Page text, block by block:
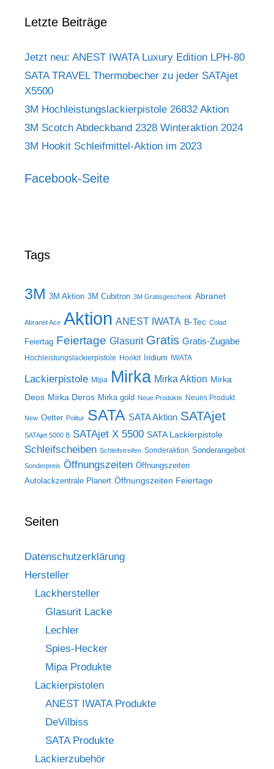
Letzte Beiträge
Jetzt neu: ANEST IWATA Luxury Edition LPH-80
SATA TRAVEL Thermobecher zu jeder SATAjet
X5500
3M Hochleistungslackierpistole 26832 Aktion
3M Scotch Abdeckband 2328 Winteraktion 2024
3M Hookit Schleifmittel-Aktion im 2023
Facebook-Seite
Tags
3M 3M Aktion 3M Cubitron 3M Gratisgeschenk Abranet
Abranet Ace Aktion ANEST IWATA B-Tec Colad
Feiertag Feiertage Glasurit Gratis Gratis-Zugabe
Hochleistungslackierpistole Hookit Iridium IWATA
Lackierpistole Mipa Mirka Mirka Aktion Mirka
Deos Mirka Deros Mirka gold Neue Produkte Neues Produkt
New Oetter Politur SATA SATA Aktion SATAjet
SATAjet 5000 B SATAjet X 5500 SATA Lackierpistole
Schleifscheiben Schleifstreifen Sonderaktion Sonderangebot
Sonderpreis Öffnungszeiten Öffnungszeiten
Autolackzentrale Planert Öffnungszeiten Feiertage
Seiten
Datenschutzerklärung
Hersteller
Lackhersteller
Glasurit Lacke
Lechler
Spies-Hecker
Mipa Produkte
Lackierpistolen
ANEST IWATA Produkte
DeVilbiss
SATA Produkte
Lackierzubehör